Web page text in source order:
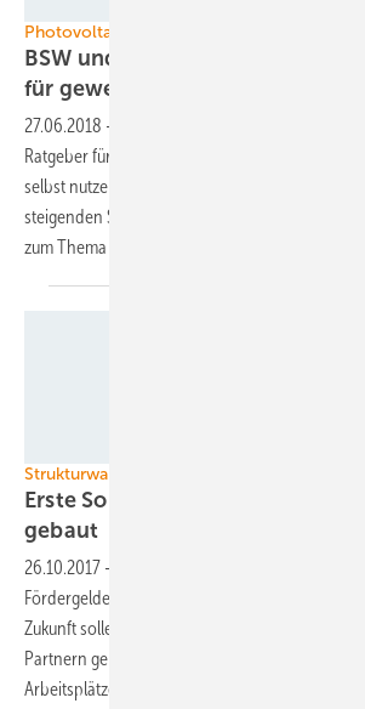
Photovoltaik im Gewerbe
BSW und DIHK veröffentlichen
für gewerbliche
27.06.2018 -
Ratgeber für Gewerbebetriebe veröffentlicht,
selbst nutzen können. Damit machen sie sich
steigenden Strompreisen. Der Ratgeber enthält
zum Thema
Strukturwandel in der Lausitz
Erste Solaranlage für
gebaut
26.10.2017 -
Fördergeldern seiner Kunden für den
Zukunft sollen noch mehr Generatoren
Partnern gebaut werden. Dadurch sollen in der
Arbeitsplätze